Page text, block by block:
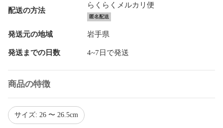
配送の方法
らくらくメルカリ便
匿名配送
発送元の地域 岩手県
発送までの日数 4~7日で発送
商品の特徴
サイズ: 26 〜 26.5cm